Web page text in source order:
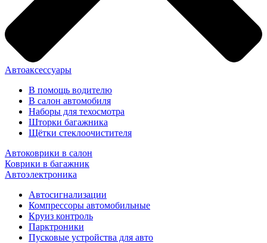
Автоаксессуары
В помощь водителю
В салон автомобиля
Наборы для техосмотра
Шторки багажника
Щётки стеклоочистителя
Автоковрики в салон
Коврики в багажник
Автоэлектроника
Автосигнализации
Компрессоры автомобильные
Круиз контроль
Парктроники
Пусковые устройства для авто